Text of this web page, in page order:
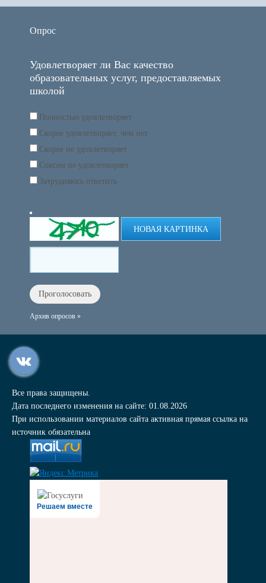
Опрос
Удовлетворяет ли Вас качество
образовательных услуг, предоставляемых
школой
Полностью удовлетворяет
Скорее удовлетворяет, чем нет
Скорее не удовлетворяет
Совсем не удовлетворяет
Затрудняюсь ответить
НОВАЯ КАРТИНКА
Архив опросов »
Все права защищены.
Дата последнего изменения на сайте: 01.08.2026
При использовании материалов сайта активная прямая ссылка на
источник обязательна
Решаем вместе